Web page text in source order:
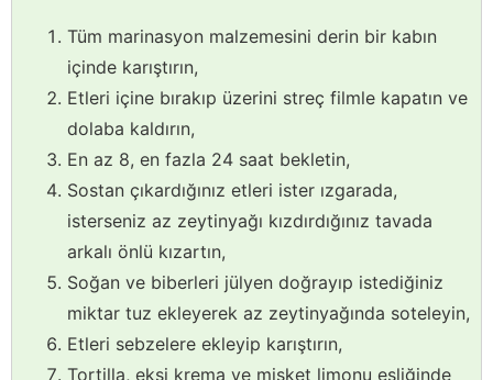
Tüm marinasyon malzemesini derin bir kabın
içinde karıştırın,
Etleri içine bırakıp üzerini streç filmle kapatın ve
dolaba kaldırın,
En az 8, en fazla 24 saat bekletin,
Sostan çıkardığınız etleri ister ızgarada,
isterseniz az zeytinyağı kızdırdığınız tavada
arkalı önlü kızartın,
Soğan ve biberleri jülyen doğrayıp istediğiniz
miktar tuz ekleyerek az zeytinyağında soteleyin,
Etleri sebzelere ekleyip karıştırın,
Tortilla, ekşi krema ve misket limonu eşliğinde